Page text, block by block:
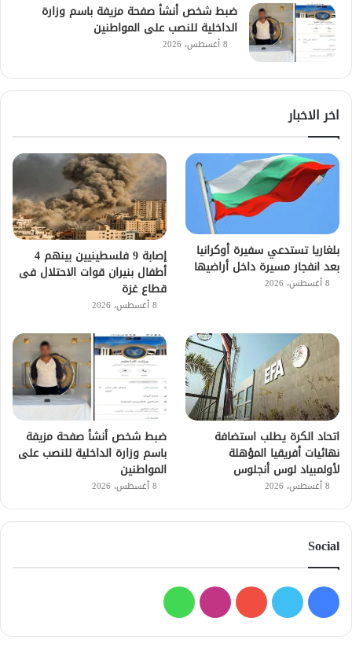
ضبط شخص أنشأ صفحة مزيفة باسم وزارة
الداخلية للنصب على المواطنين
8 أغسطس، 2026
اخر الاخبار
بلغاريا تستدعي سفيرة أوكرانيا
بعد انفجار مسيرة داخل أراضيها
8 أغسطس، 2026
إصابة 9 فلسطينيين بينهم 4
أطفال بنيران قوات الاحتلال فى
قطاع غزة
8 أغسطس، 2026
اتحاد الكرة يطلب استضافة
نهائيات أفريقيا المؤهلة
لأولمبياد لوس أنجلوس
8 أغسطس، 2026
ضبط شخص أنشأ صفحة مزيفة
باسم وزارة الداخلية للنصب على
المواطنين
8 أغسطس، 2026
Social
فيسبوك
تويتر يوتيوبانستقرامواتساب